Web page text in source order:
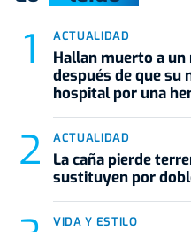
ACTUALIDAD
Hallan muerto a un
después de que su
hospital por una
ACTUALIDAD
La caña pierde
sustituyen por
VIDA Y ESTILO